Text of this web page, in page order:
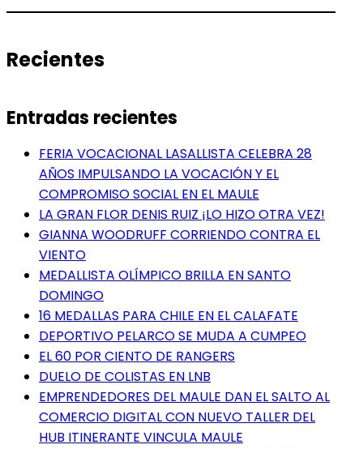
Recientes
Entradas recientes
FERIA VOCACIONAL LASALLISTA CELEBRA 28
AÑOS IMPULSANDO LA VOCACIÓN Y EL
COMPROMISO SOCIAL EN EL MAULE
LA GRAN FLOR DENIS RUIZ ¡LO HIZO OTRA VEZ!
GIANNA WOODRUFF CORRIENDO CONTRA EL
VIENTO
MEDALLISTA OLÍMPICO BRILLA EN SANTO
DOMINGO
16 MEDALLAS PARA CHILE EN EL CALAFATE
DEPORTIVO PELARCO SE MUDA A CUMPEO
EL 60 POR CIENTO DE RANGERS
DUELO DE COLISTAS EN LNB
EMPRENDEDORES DEL MAULE DAN EL SALTO AL
COMERCIO DIGITAL CON NUEVO TALLER DEL
HUB ITINERANTE VINCULA MAULE